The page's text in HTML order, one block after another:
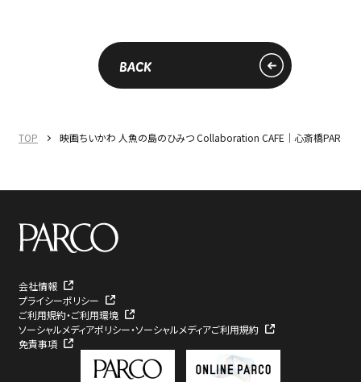
BACK
TOP 映画ちいかわ 人魚の島のひみつ Collaboration CAFE｜心斎橋PARCO
会社情報
プライシーポリシー
ご利用規約・ご利用環境
ソーシャルメディアポリシー・ソーシャルメディアご利用規約
免責事項